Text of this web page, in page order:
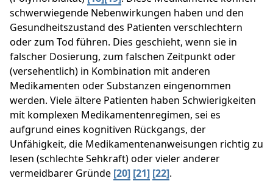
schwerwiegende Nebenwirkungen haben und den
Gesundheitszustand des Patienten verschlechtern
oder zum Tod führen. Dies geschieht, wenn sie in
falscher Dosierung, zum falschen Zeitpunkt oder
(versehentlich) in Kombination mit anderen
Medikamenten oder Substanzen eingenommen
werden. Viele ältere Patienten haben Schwierigkeiten
mit komplexen Medikamentenregimen, sei es
aufgrund eines kognitiven Rückgangs, der
Unfähigkeit, die Medikamentenanweisungen richtig zu
lesen (schlechte Sehkraft) oder vieler anderer
vermeidbarer Gründe [20] [21] [22].